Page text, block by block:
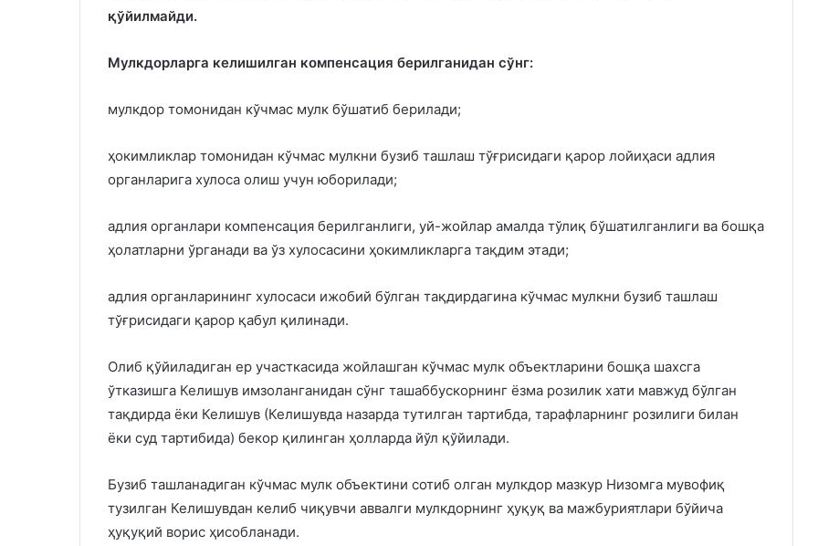
қўйилмайди.
Мулкдорларга келишилган компенсация берилганидан сўнг:
мулкдор томонидан кўчмас мулк бўшатиб берилади;
ҳокимликлар томонидан кўчмас мулкни бузиб ташлаш тўғрисидаги қарор лойиҳаси адлия
органларига хулоса олиш учун юборилади;
адлия органлари компенсация берилганлиги, уй-жойлар амалда тўлиқ бўшатилганлиги ва бошқа
ҳолатларни ўрганади ва ўз хулосасини ҳокимликларга тақдим этади;
адлия органларининг хулосаси ижобий бўлган тақдирдагина кўчмас мулкни бузиб ташлаш
тўғрисидаги қарор қабул қилинади.
Олиб қўйиладиган ер участкасида жойлашган кўчмас мулк объектларини бошқа шахсга
ўтказишга Келишув имзоланганидан сўнг ташаббускорнинг ёзма розилик хати мавжуд бўлган
тақдирда ёки Келишув (Келишувда назарда тутилган тартибда, тарафларнинг розилиги билан
ёки суд тартибида) бекор қилинган ҳолларда йўл қўйилади.
Бузиб ташланадиган кўчмас мулк объектини сотиб олган мулкдор мазкур Низомга мувофиқ
тузилган Келишувдан келиб чиқувчи аввалги мулкдорнинг ҳуқуқ ва мажбуриятлари бўйича
ҳуқуқий ворис ҳисобланади.